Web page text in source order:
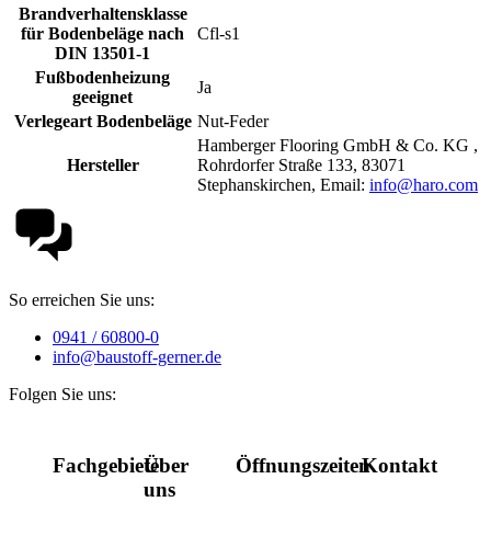
Brandverhaltensklasse
für Bodenbeläge nach
DIN 13501-1
Cfl-s1
Fußbodenheizung
geeignet
Ja
Verlegeart Bodenbeläge Nut-Feder
Hersteller
Hamberger Flooring GmbH & Co. KG ,
Rohrdorfer Straße 133, 83071
Stephanskirchen, Email: info@haro.com
So erreichen Sie uns:
0941 / 60800-0
info@baustoff-gerner.de
Folgen Sie uns:
FachgebieteÜber
uns
ÖffnungszeitenKontakt